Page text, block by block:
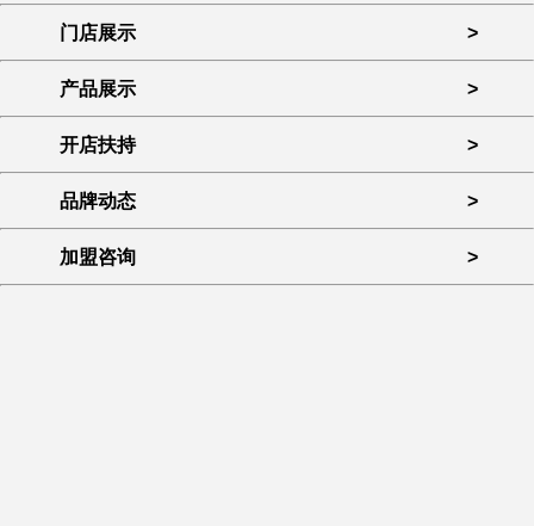
门店展示 >
产品展示 >
开店扶持 >
品牌动态 >
加盟咨询 >